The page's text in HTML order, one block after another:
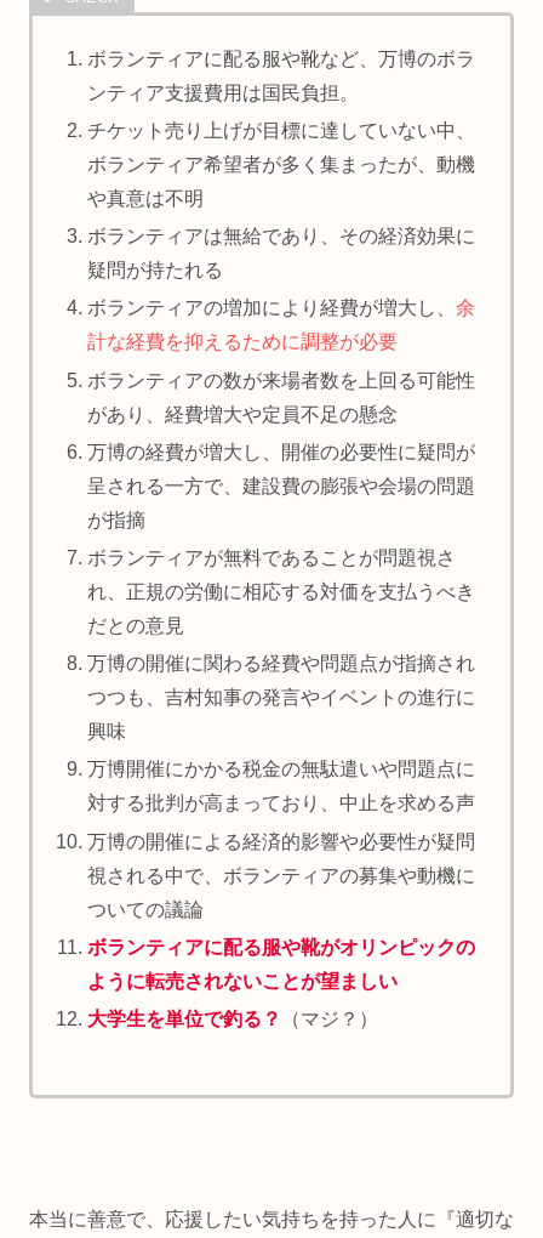
ボランティアに配る服や靴など、万博のボラ
ンティア支援費用は国民負担。
チケット売り上げが目標に達していない中、
ボランティア希望者が多く集まったが、動機
や真意は不明
ボランティアは無給であり、その経済効果に
疑問が持たれる
ボランティアの増加により経費が増大し、余
計な経費を抑えるために調整が必要
ボランティアの数が来場者数を上回る可能性
があり、経費増大や定員不足の懸念
万博の経費が増大し、開催の必要性に疑問が
呈される一方で、建設費の膨張や会場の問題
が指摘
ボランティアが無料であることが問題視さ
れ、正規の労働に相応する対価を支払うべき
だとの意見
万博の開催に関わる経費や問題点が指摘され
つつも、吉村知事の発言やイベントの進行に
興味
万博開催にかかる税金の無駄遣いや問題点に
対する批判が高まっており、中止を求める声
万博の開催による経済的影響や必要性が疑問
視される中で、ボランティアの募集や動機に
ついての議論
ボランティアに配る服や靴がオリンピックの
ように転売されないことが望ましい
大学生を単位で釣る？
（マジ？）
本当に善意で、応援したい気持ちを持った人に『適切な